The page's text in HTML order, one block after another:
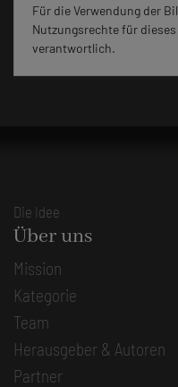
Für die Verwendung der
Nutzungsrechte für
verantwortlich.
Die Idee
Über uns
Mission
Kategorie
Team
Herausgeber & Autoren
Partner